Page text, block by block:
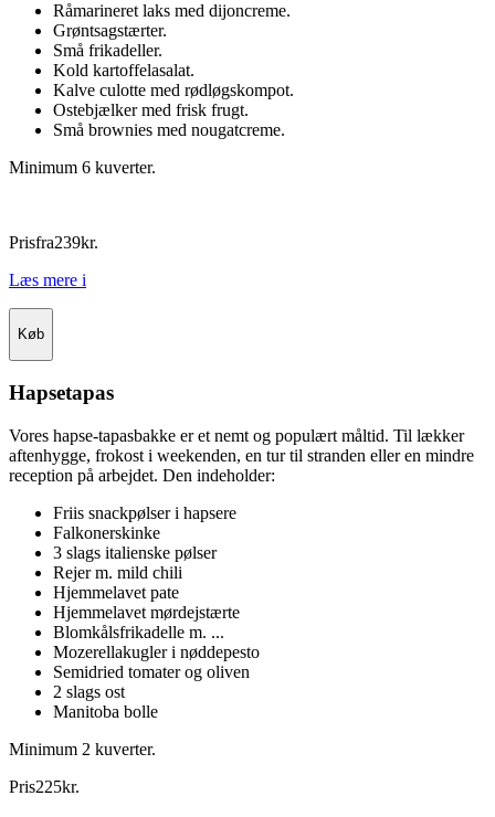
Råmarineret laks med dijoncreme.
Grøntsagstærter.
Små frikadeller.
Kold kartoffelasalat.
Kalve culotte med rødløgskompot.
Ostebjælker med frisk frugt.
Små brownies med nougatcreme.
Minimum 6 kuverter.
Prisfra239kr.
Læs mere i
Køb
Hapsetapas
Vores hapse-tapasbakke er et nemt og populært måltid. Til lækker
aftenhygge, frokost i weekenden, en tur til stranden eller en mindre
reception på arbejdet. Den indeholder:
Friis snackpølser i hapsere
Falkonerskinke
3 slags italienske pølser
Rejer m. mild chili
Hjemmelavet pate
Hjemmelavet mørdejstærte
Blomkålsfrikadelle m. ...
Mozerellakugler i nøddepesto
Semidried tomater og oliven
2 slags ost
Manitoba bolle
Minimum 2 kuverter.
Pris225kr.